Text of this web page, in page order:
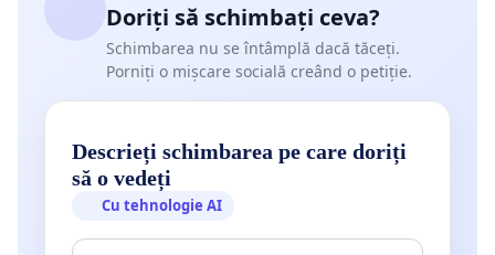
Doriți să schimbați ceva?
Schimbarea nu se întâmplă dacă tăceți.
Porniți o mișcare socială creând o petiție.
Descrieți schimbarea pe care doriți
să o vedeți
Cu tehnologie AI